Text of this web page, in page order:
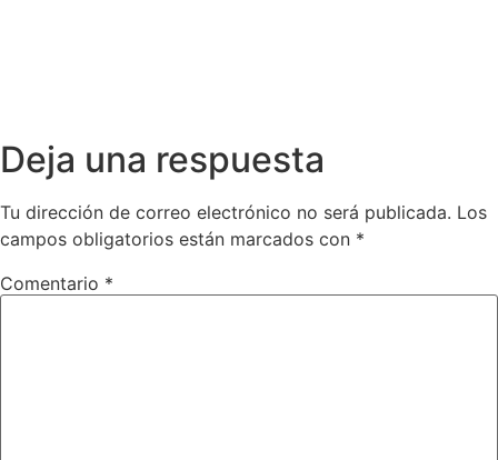
Deja una respuesta
Tu dirección de correo electrónico no será publicada. Los
campos obligatorios están marcados con *
Comentario *